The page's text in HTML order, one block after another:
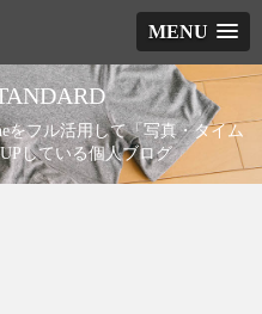
MENU
をフル活用して「写真・タイム
している個人ブログ